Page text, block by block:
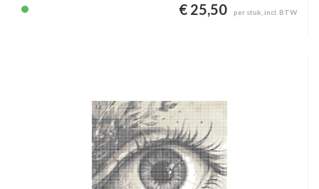
€ 25,50 per stuk, incl. BTW